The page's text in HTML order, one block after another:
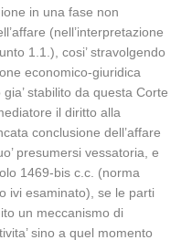
in una fase non
(nell’interpretazione
1.1.), cosi’ stravolgendo
economico-giuridica
stabilito da questa Corte
il diritto alla
conclusione dell’affare
presumersi vessatoria, e
1469-bis c.c. (norma
ivi esaminato), se le parti
un meccanismo di
sino a quel momento